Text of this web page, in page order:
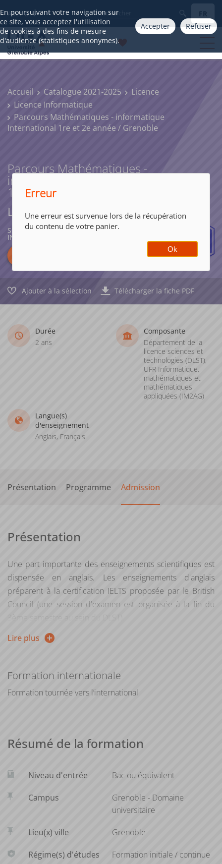
En poursuivant votre navigation sur
ce site, vous acceptez l'utilisation
de cookies à des fins de mesure
d'audience (statistiques anonymes).
Accepter Refuser
Aller à FR
Accueil Catalogue 2021-2025
Licence
Licence Informatique
Parcours Mathématiques - informatique
International 1re et 2e année / Grenoble
Parcours Mathématiques -
informatique International
1re et 2e année / Grenoble
Licence Informatique
SCIENCES, TECHNOLOGIES, SANTÉ,
INGÉNIERIE
Ajouter à la sélection Télécharger la fiche PDF
Durée
2 ans
Composante
Département de la
licence sciences et
technologies (DLST),
UFR Informatique,
mathématiques et
mathématiques
appliquées (IM2AG)
Langue(s)
d'enseignement
Anglais, Français
Présentation Programme Admission
Présentation
Une part importante des enseignements scientifiques est
dispensée en anglais. Les enseignements d'anglais
préparent à la certification IELTS proposée par le British
Council (une session d'examen est organisée à la fin du
Les effectifs des parcours internationaux sont limités : les
sur dossier (niveau scientifique + niveau d'anglais). Chaque
anglophones issus de l'une des universités partenaires de
Lire plus
Formation internationale
Formation tournée vers l’international
Résumé de la formation
Niveau d'entrée Bac ou équivalent
Campus
Grenoble - Domaine
universitaire
Lieu(x) ville Grenoble
Régime(s) d'études Formation initiale / continue
Erreur
Une erreur est survenue lors de la récupération
du contenu de votre panier.
Ok